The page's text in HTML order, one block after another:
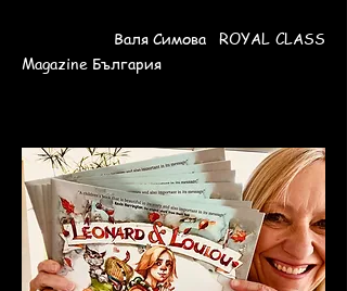
Валя Симова
ROYAL CLASS
Magazine България